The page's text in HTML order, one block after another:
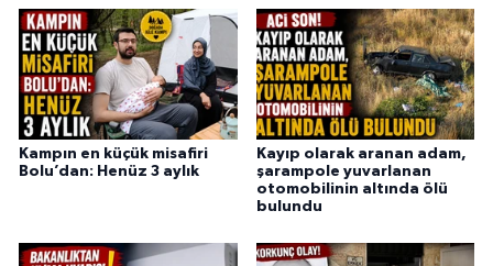
Kampın en küçük misafiri
Bolu’dan: Henüz 3 aylık
Kayıp olarak aranan adam,
şarampole yuvarlanan
otomobilinin altında ölü
bulundu